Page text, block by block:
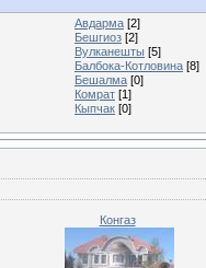
Авдарма [2]
Бешгиоз [2]
Вулканешты [5]
Балбока-Котловина [8]
Бешалма [0]
Комрат [1]
Кыпчак [0]
Конгаз